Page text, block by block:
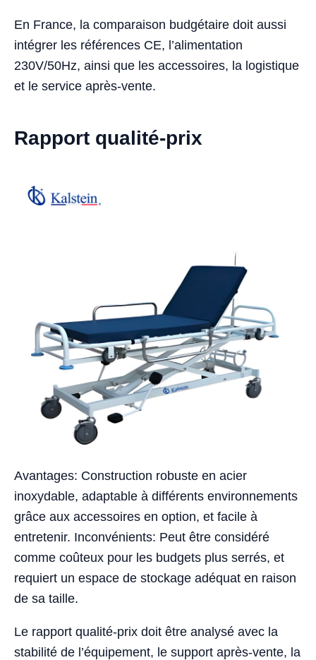
En France, la comparaison budgétaire doit aussi
intégrer les références CE, l’alimentation
230V/50Hz, ainsi que les accessoires, la logistique
et le service après-vente.
Rapport qualité-prix
Avantages: Construction robuste en acier
inoxydable, adaptable à différents environnements
grâce aux accessoires en option, et facile à
entretenir. Inconvénients: Peut être considéré
comme coûteux pour les budgets plus serrés, et
requiert un espace de stockage adéquat en raison
de sa taille.
Le rapport qualité-prix doit être analysé avec la
stabilité de l’équipement, le support après-vente, la